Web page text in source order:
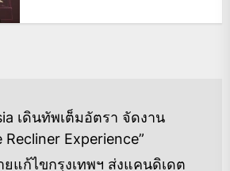
เดินทัพเต็มอัตรา จัดงาน
Recliner Experience”
ยแก้ไขกรุงเทพฯ ส่งแคนดิเดต